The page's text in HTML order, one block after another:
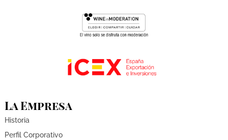
La Empresa
Historia
Perfil Corporativo